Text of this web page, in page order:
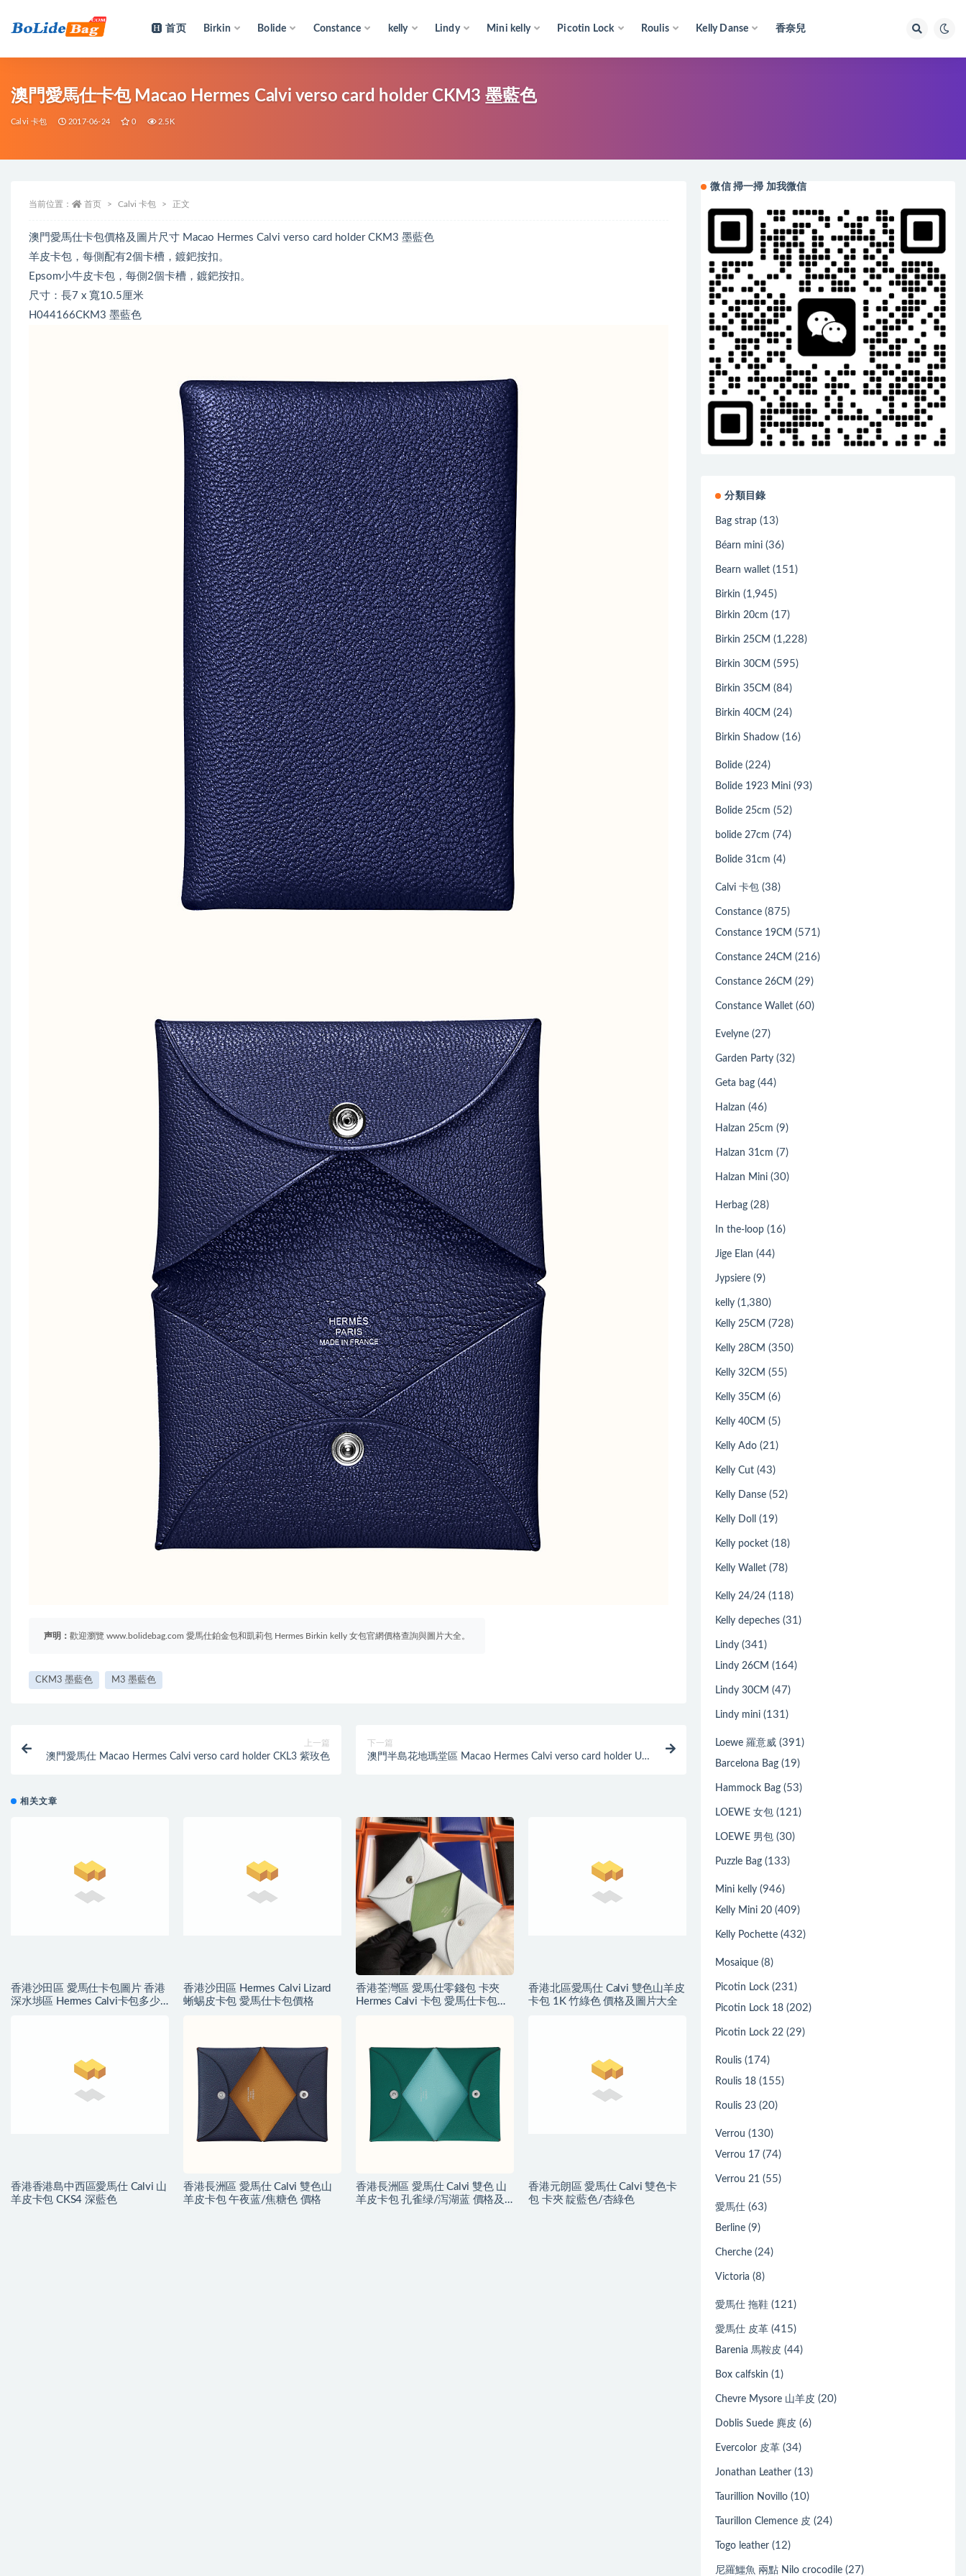
首页 Birkin Bolide Constance kelly Lindy Mini kelly Picotin Lock Roulis Kelly Danse 香奈兒
澳門愛馬仕卡包 Macao Hermes Calvi verso card holder CKM3 墨藍色
Calvi 卡包 2017-06-24 0 2.5K
当前位置： 首页 Calvi 卡包 正文
澳門愛馬仕卡包價格及圖片尺寸 Macao Hermes Calvi verso card holder CKM3 墨藍色
羊皮卡包，每側配有2個卡槽，鍍鈀按扣。
Epsom小牛皮卡包，每側2個卡槽，鍍鈀按扣。
尺寸：長7 x 寬10.5厘米
H044166CKM3 墨藍色
声明： 歡迎瀏覽 www.bolidebag.com 愛馬仕鉑金包和凱莉包 Hermes Birkin kelly 女包官網價格查詢與圖片大全。
CKM3 墨藍色 M3 墨藍色
上一篇
澳門愛馬仕 Macao Hermes Calvi verso card holder CKL3 紫玫色
下一篇
澳門半島花地瑪堂區 Macao Hermes Calvi verso card holder U5
相关文章
香港沙田區 愛馬仕卡包圖片 香港
深水埗區 Hermes Calvi卡包多少
香港沙田區 Hermes Calvi Lizard
蜥蜴皮卡包 愛馬仕卡包價格
香港荃灣區 愛馬仕零錢包 卡夾
Hermes Calvi 卡包 愛馬仕卡包價
香港北區愛馬仕 Calvi 雙色山羊皮
卡包 1K 竹綠色 價格及圖片大全
香港香港島中西區愛馬仕 Calvi 山
羊皮卡包 CKS4 深藍色
香港長洲區 愛馬仕 Calvi 雙色山
羊皮卡包 午夜蓝/焦糖色 價格
香港長洲區 愛馬仕 Calvi 雙色 山
羊皮卡包 孔雀绿/泻湖蓝 價格及
香港元朗區 愛馬仕 Calvi 雙色卡
包 卡夾 靛藍色/杏綠色
微信 掃一掃 加我微信
分類目錄
Bag strap (13)
Béarn mini (36)
Bearn wallet (151)
Birkin (1,945)
Birkin 20cm (17)
Birkin 25CM (1,228)
Birkin 30CM (595)
Birkin 35CM (84)
Birkin 40CM (24)
Birkin Shadow (16)
Bolide (224)
Bolide 1923 Mini (93)
Bolide 25cm (52)
bolide 27cm (74)
Bolide 31cm (4)
Calvi 卡包 (38)
Constance (875)
Constance 19CM (571)
Constance 24CM (216)
Constance 26CM (29)
Constance Wallet (60)
Evelyne (27)
Garden Party (32)
Geta bag (44)
Halzan (46)
Halzan 25cm (9)
Halzan 31cm (7)
Halzan Mini (30)
Herbag (28)
In the-loop (16)
Jige Elan (44)
Jypsiere (9)
kelly (1,380)
Kelly 25CM (728)
Kelly 28CM (350)
Kelly 32CM (55)
Kelly 35CM (6)
Kelly 40CM (5)
Kelly Ado (21)
Kelly Cut (43)
Kelly Danse (52)
Kelly Doll (19)
Kelly pocket (18)
Kelly Wallet (78)
Kelly 24/24 (118)
Kelly depeches (31)
Lindy (341)
Lindy 26CM (164)
Lindy 30CM (47)
Lindy mini (131)
Loewe 羅意威 (391)
Barcelona Bag (19)
Hammock Bag (53)
LOEWE 女包 (121)
LOEWE 男包 (30)
Puzzle Bag (133)
Mini kelly (946)
Kelly Mini 20 (409)
Kelly Pochette (432)
Mosaique (8)
Picotin Lock (231)
Picotin Lock 18 (202)
Picotin Lock 22 (29)
Roulis (174)
Roulis 18 (155)
Roulis 23 (20)
Verrou (130)
Verrou 17 (74)
Verrou 21 (55)
愛馬仕 (63)
Berline (9)
Cherche (24)
Victoria (8)
愛馬仕 拖鞋 (121)
愛馬仕 皮革 (415)
Barenia 馬鞍皮 (44)
Box calfskin (1)
Chevre Mysore 山羊皮 (20)
Doblis Suede 麂皮 (6)
Evercolor 皮革 (34)
Jonathan Leather (13)
Taurillion Novillo (10)
Taurillon Clemence 皮 (24)
Togo leather (12)
尼羅鱷魚 兩點 Nilo crocodile (27)